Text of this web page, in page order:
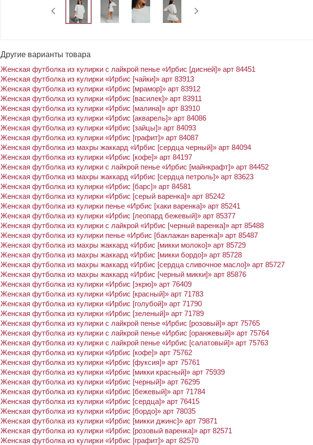
Другие варианты товара
Женская футболка из кулирки с лайкрой пенье «Ирбис [дисней]» арт 84451
Женская футболка из кулирки «Ирбис [чайки]» арт 83913
Женская футболка из кулирки «Ирбис [мрамор]» арт 83912
Женская футболка из кулирки «Ирбис [василек]» арт 83911
Женская футболка из кулирки «Ирбис [малина]» арт 83910
Женская футболка из кулирки «Ирбис [акварель]» арт 84086
Женская футболка из кулирки «Ирбис [зайцы]» арт 84093
Женская футболка из кулирки «Ирбис [графит]» арт 84087
Женская футболка из махры жаккард «Ирбис [сердца черный]» арт 84094
Женская футболка из кулирки «Ирбис [кофе]» арт 84197
Женская футболка из кулирки с лайкрой пенье «Ирбис [майнкрафт]» арт 84452
Женская футболка из махры жаккард «Ирбис [сердца петроль]» арт 83623
Женская футболка из кулирки «Ирбис [барс]» арт 84581
Женская футболка из кулирки «Ирбис [серый варенка]» арт 85242
Женская футболка из кулирки пенье «Ирбис [хаки варенка]» арт 85241
Женская футболка из кулирки «Ирбис [леопард бежевый]» арт 85377
Женская футболка из кулирки с лайкрой «Ирбис [черный варенка]» арт 85488
Женская футболка из кулирки пенье «Ирбис [баклажан варенка]» арт 85487
Женская футболка из махры жаккард «Ирбис [микки молоко]» арт 85729
Женская футболка из махры жаккард «Ирбис [микки бордо]» арт 85728
Женская футболка из махры жаккард «Ирбис [сердца сливочное масло]» арт 85727
Женская футболка из махры жаккард «Ирбис [черный микки]» арт 85876
Женская футболка из кулирки «Ирбис [экрю]» арт 76409
Женская футболка из кулирки «Ирбис [красный]» арт 71783
Женская футболка из кулирки «Ирбис [голубой]» арт 71790
Женская футболка из кулирки «Ирбис [зеленый]» арт 71789
Женская футболка из кулирки с лайкрой пенье «Ирбис [розовый]» арт 75765
Женская футболка из кулирки с лайкрой пенье «Ирбис [оранжевый]» арт 75764
Женская футболка из кулирки с лайкрой пенье «Ирбис [салатовый]» арт 75763
Женская футболка из кулирки «Ирбис [кофе]» арт 75762
Женская футболка из кулирки «Ирбис [фуксия]» арт 75761
Женская футболка из кулирки «Ирбис [микки красный]» арт 75939
Женская футболка из кулирки «Ирбис [черный]» арт 76295
Женская футболка из кулирки «Ирбис [бежевый]» арт 71784
Женская футболка из кулирки «Ирбис [сердца]» арт 76415
Женская футболка из кулирки «Ирбис [бордо]» арт 78035
Женская футболка из кулирки «Ирбис [микки джинс]» арт 79871
Женская футболка из кулирки «Ирбис [розовый варенка]» арт 82571
Женская футболка из кулирки «Ирбис [графит]» арт 82570